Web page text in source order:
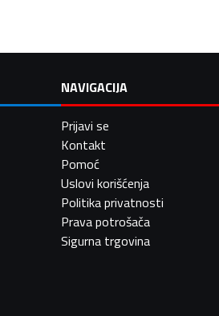
NAVIGACIJA
Prijavi se
Kontakt
Pomoć
Uslovi korišćenja
Politika privatnosti
Prava potrošača
Sigurna trgovina